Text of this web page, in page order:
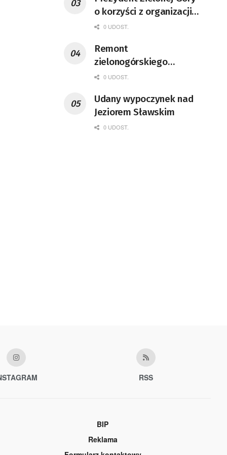
o korzyści z organizacji
mety Tour de Pologne
0 UDOST.
Remont
zielonogórskiego
deptaka zgodnie z
0 UDOST.
Udany wypoczynek nad
Jeziorem Sławskim
0 UDOST.
RSS
BIP
Reklama